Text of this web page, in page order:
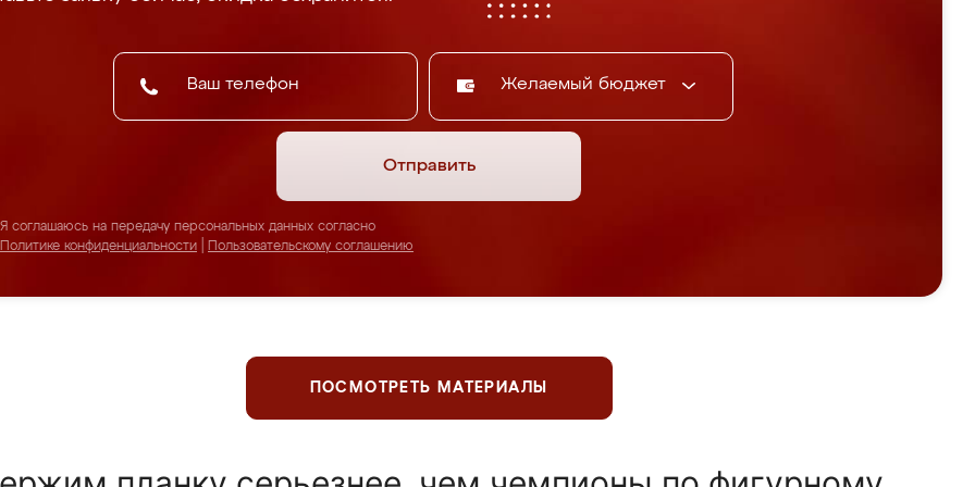
Желаемый бюджет
Отправить
Я соглашаюсь на передачу персональных данных согласно
Политике конфиденциальности
Пользовательскому соглашению
ПОСМОТРЕТЬ МАТЕРИАЛЫ